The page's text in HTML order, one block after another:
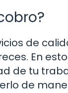
de
En
de tu
de